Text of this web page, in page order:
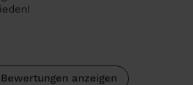
anzeigen